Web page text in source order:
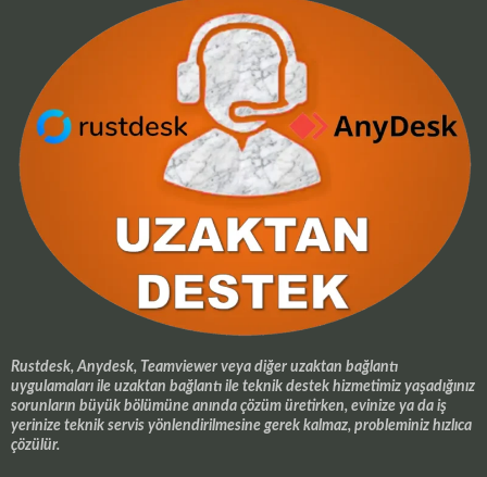
Rustdesk, Anydesk, Teamviewer veya diğer uzaktan bağlantı
uygulamaları ile uzaktan bağlantı ile teknik destek hizmetimiz yaşadığınız
sorunların büyük bölümüne anında çözüm üretirken, evinize ya da iş
yerinize teknik servis yönlendirilmesine gerek kalmaz, probleminiz hızlıca
çözülür.